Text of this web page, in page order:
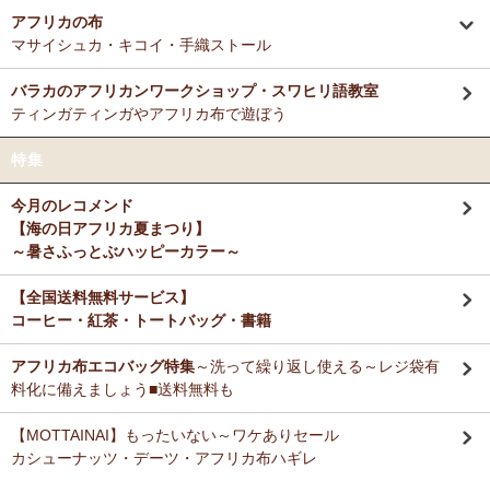
アフリカの布
マサイシュカ・キコイ・手織ストール
バラカのアフリカンワークショップ・スワヒリ語教室
ティンガティンガやアフリカ布で遊ぼう
特集
今月のレコメンド
【海の日アフリカ夏まつり】
～暑さふっとぶハッピーカラー～
【全国送料無料サービス】
コーヒー・紅茶・トートバッグ・書籍
アフリカ布エコバッグ特集～洗って繰り返し使える～レジ袋有
料化に備えましょう■送料無料も
【MOTTAINAI】もったいない～ワケありセール
カシューナッツ・デーツ・アフリカ布ハギレ